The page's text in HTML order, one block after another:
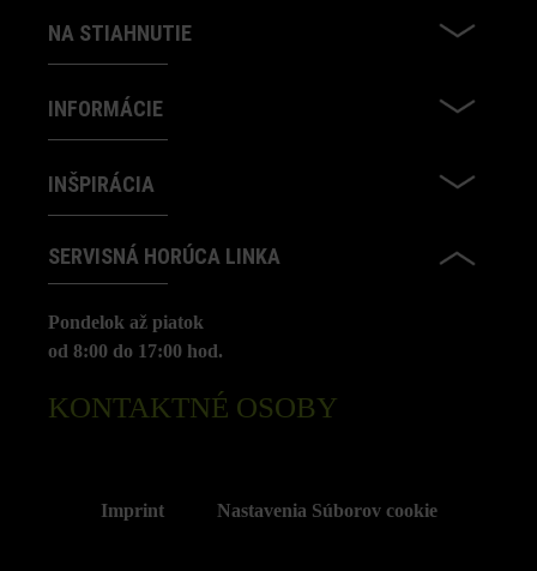
NA STIAHNUTIE
INFORMÁCIE
INŠPIRÁCIA
SERVISNÁ HORÚCA LINKA
Pondelok až piatok
od 8:00 do 17:00 hod.
KONTAKTNÉ OSOBY
Imprint Nastavenia Súborov cookie